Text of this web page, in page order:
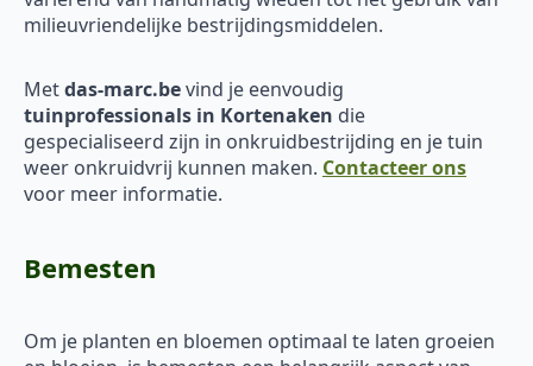
milieuvriendelijke bestrijdingsmiddelen.
Metdas-marc.bevind je eenvoudig
tuinprofessionals in Kortenaken die
gespecialiseerd zijn in onkruidbestrijding en je tuin
weer onkruidvrij kunnen maken. Contacteer ons
voor meer informatie.
Bemesten
Om je planten en bloemen optimaal te laten groeien